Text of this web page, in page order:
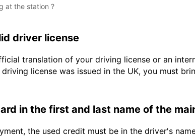
at the station ?
driver license
translation of your driving license or an
license was issued in the UK, you must
in the first and last name of the
the used credit must be in the driver's